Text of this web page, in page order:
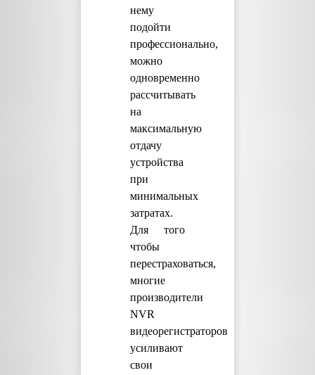
нему
подойти
профессионально,
можно
одновременно
рассчитывать
на
максимальную
отдачу
устройства
при
минимальных
затратах.
Для того
чтобы
перестраховаться,
многие
производители
NVR
видеорегистраторов
усиливают
свои